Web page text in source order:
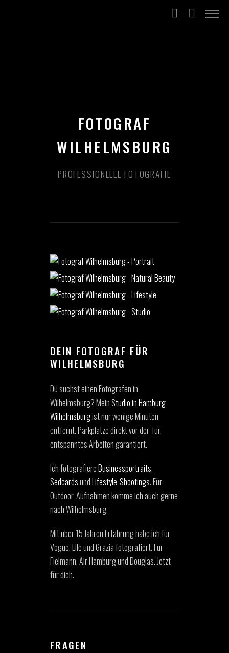
FOTOGRAF
WILHELMSBURG
PROFESSIONELLE FOTOGRAFIE
DEIN FOTOGRAF FÜR
WILHELMSBURG
Du suchst einen Fotografen in
Wilhelmsburg? MeinStudio in Hamburg-
Wilhelmsburgist nur wenige Minuten
entfernt. Parkplätze direkt vor der Tür,
entspanntes Arbeiten garantiert.
Ich fotografiereBusinessportraits,
SedcardsundLifestyle-Shootings. Für
Outdoor-Aufnahmen komme ich auch gerne
nach Wilhelmsburg.
Mit über 15 Jahren Erfahrung habe ich für
Vogue, Elle und Grazia fotografiert. Für
Fielmann, Air Hamburg und Douglas. Jetzt
für dich.
FRAGEN